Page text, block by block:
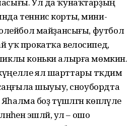
теннис корты, мини-
майҙансығы, футбол
уҡ прокатҡа велосипед,
коньки алырға мөмкин.
ял шарттары тәҡдим
саңғыла шыуыу, сноубордта
Яһалма боҙ түшәлгән көпләүле
эшләй, ул – ошо